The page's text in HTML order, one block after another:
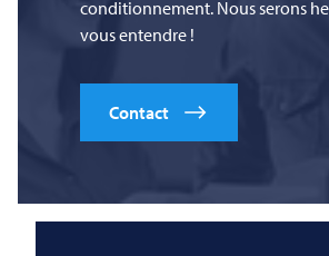
conditionnement. Nous serons
vous entendre !
Contact